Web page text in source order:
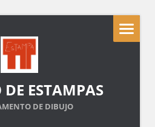
ESTAMPAS
DE DIBUJO